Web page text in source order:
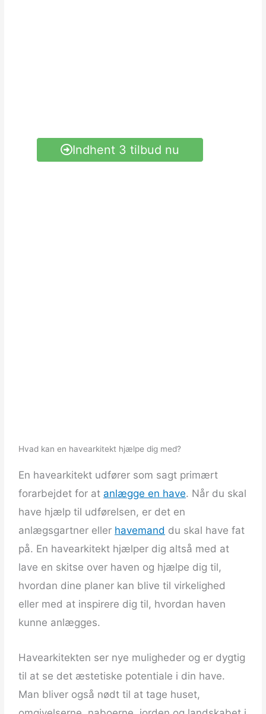
Indhent 3 tilbud nu
Hvad kan en havearkitekt hjælpe dig med?
En havearkitekt udfører som sagt primært
forarbejdet for at anlægge en have. Når du skal
have hjælp til udførelsen, er det en
anlægsgartner eller havemand du skal have fat
på. En havearkitekt hjælper dig altså med at
lave en skitse over haven og hjælpe dig til,
hvordan dine planer kan blive til virkelighed
eller med at inspirere dig til, hvordan haven
kunne anlægges.
Havearkitekten ser nye muligheder og er dygtig
til at se det æstetiske potentiale i din have.
Man bliver også nødt til at tage huset,